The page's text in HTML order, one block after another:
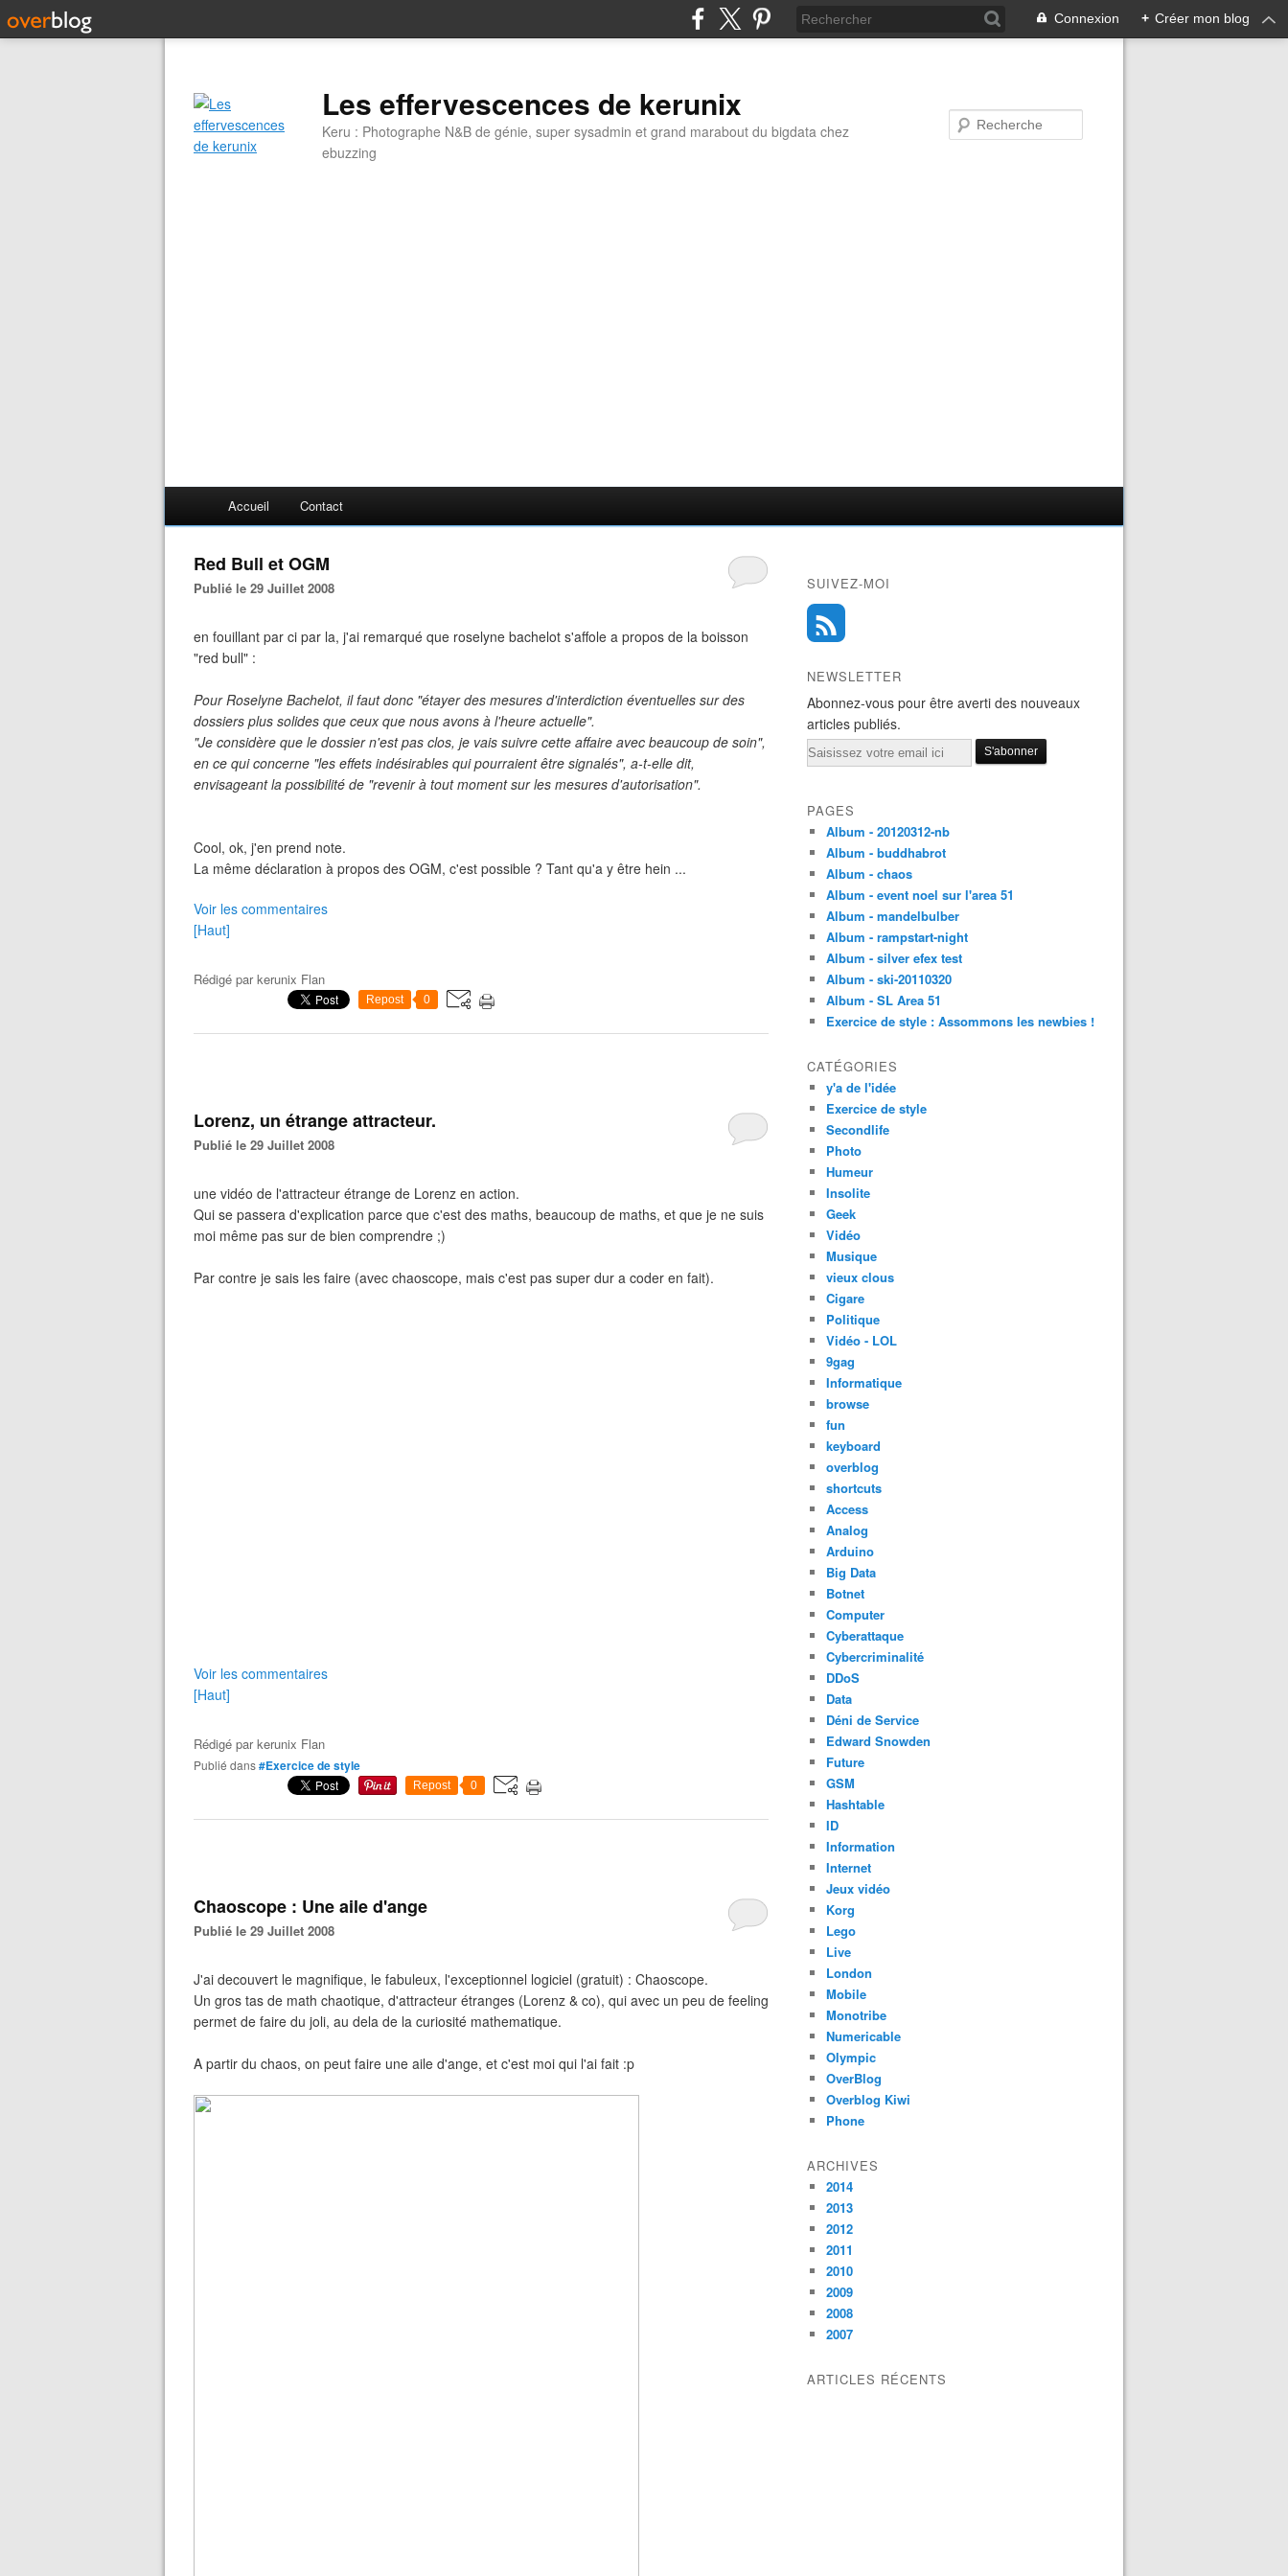
Connexion + Créer mon blog
Les effervescences de kerunix
Keru : Photographe N&B de génie, super sysadmin et grand marabout du bigdata chez
ebuzzing
Accueil Contact
Red Bull et OGM
Publié le 29 Juillet 2008
en fouillant par ci par la, j'ai remarqué que roselyne bachelot s'affole a propos de la boisson
"red bull" :
Pour Roselyne Bachelot, il faut donc "étayer des mesures d'interdiction éventuelles sur des
dossiers plus solides que ceux que nous avons à l'heure actuelle".
"Je considère que le dossier n'est pas clos, je vais suivre cette affaire avec beaucoup de soin",
en ce qui concerne "les effets indésirables qui pourraient être signalés", a-t-elle dit,
envisageant la possibilité de "revenir à tout moment sur les mesures d'autorisation".
Cool, ok, j'en prend note.
La même déclaration à propos des OGM, c'est possible ? Tant qu'a y être hein ...
Voir les commentaires
[Haut]
Rédigé parkerunix Flan
Repost 0
Lorenz, un étrange attracteur.
Publié le 29 Juillet 2008
une vidéo de l'attracteur étrange de Lorenz en action.
Qui se passera d'explication parce que c'est des maths, beaucoup de maths, et que je ne suis
moi même pas sur de bien comprendre ;)
Par contre je sais les faire (avec chaoscope, mais c'est pas super dur a coder en fait).
Voir les commentaires
[Haut]
Rédigé parkerunix Flan
Publié dans#Exercice de style
Repost 0
Chaoscope : Une aile d'ange
Publié le 29 Juillet 2008
J'ai decouvert le magnifique, le fabuleux, l'exceptionnel logiciel (gratuit) : Chaoscope.
Un gros tas de math chaotique, d'attracteur étranges (Lorenz & co), qui avec un peu de feeling
permet de faire du joli, au dela de la curiosité mathematique.
A partir du chaos, on peut faire une aile d'ange, et c'est moi qui l'ai fait :p
SUIVEZ-MOI
NEWSLETTER
Abonnez-vous pour être averti des nouveaux
articles publiés.
Email
PAGES
Album - 20120312-nb
Album - buddhabrot
Album - chaos
Album - event noel sur l'area 51
Album - mandelbulber
Album - rampstart-night
Album - silver efex test
Album - ski-20110320
Album - SL Area 51
Exercice de style : Assommons les newbies !
CATÉGORIES
y'a de l'idée
Exercice de style
Secondlife
Photo
Humeur
Insolite
Geek
Vidéo
Musique
vieux clous
Cigare
Politique
Vidéo - LOL
9gag
Informatique
browse
fun
keyboard
overblog
shortcuts
Access
Analog
Arduino
Big Data
Botnet
Computer
Cyberattaque
Cybercriminalité
DDoS
Data
Déni de Service
Edward Snowden
Future
GSM
Hashtable
ID
Information
Internet
Jeux vidéo
Korg
Lego
Live
London
Mobile
Monotribe
Numericable
Olympic
OverBlog
Overblog Kiwi
Phone
ARCHIVES
2014
2013
2012
2011
2010
2009
2008
2007
ARTICLES RÉCENTS